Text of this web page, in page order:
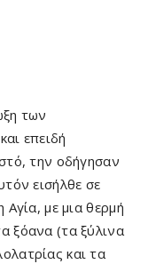
των
επειδή
την οδήγησαν
εισήλθε σε
με μια θερμή
ξόανα (τα ξύλινα
και τα